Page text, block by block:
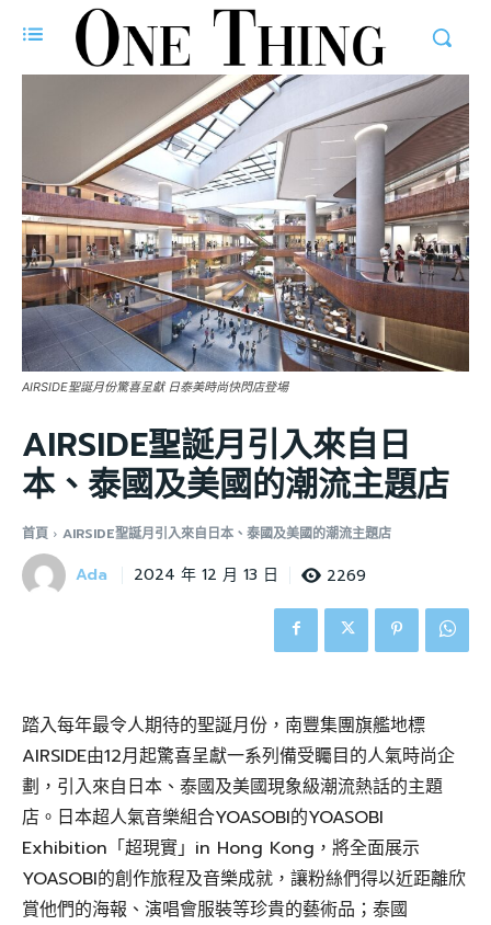
AIRSIDE聖誕月份驚喜呈獻 日泰美時尚快閃店登場
AIRSIDE聖誕月引入來自日
本、泰國及美國的潮流主題店
首頁 AIRSIDE聖誕月引入來自日本、泰國及美國的潮流主題店
Ada 2024 年 12 月 13 日 2269
踏入每年最令人期待的聖誕月份，南豐集團旗艦地標
AIRSIDE由12月起驚喜呈獻一系列備受矚目的人氣時尚企
劃，引入來自日本、泰國及美國現象級潮流熱話的主題
店。日本超人氣音樂組合YOASOBI的YOASOBI
Exhibition「超現實」in Hong Kong，將全面展示
YOASOBI的創作旅程及音樂成就，讓粉絲們得以近距離欣
賞他們的海報、演唱會服裝等珍貴的藝術品；泰國